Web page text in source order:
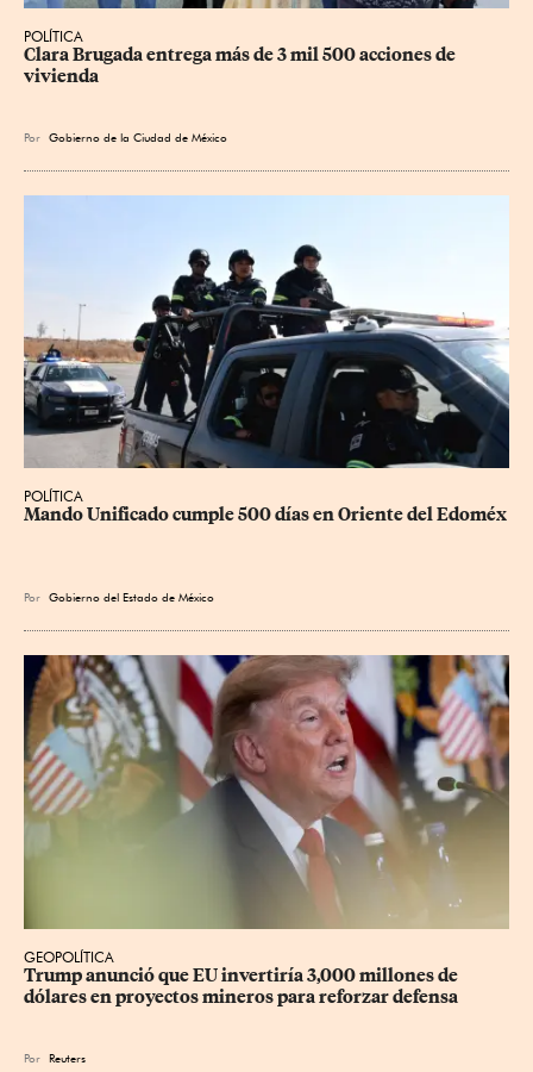
POLÍTICA
Clara Brugada entrega más de 3 mil 500 acciones de
vivienda
Por Gobierno de la Ciudad de México
POLÍTICA
Mando Unificado cumple 500 días en Oriente del Edoméx
Por Gobierno del Estado de México
GEOPOLÍTICA
Trump anunció que EU invertiría 3,000 millones de
dólares en proyectos mineros para reforzar defensa
Por Reuters